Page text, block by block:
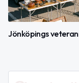
Jönköpings